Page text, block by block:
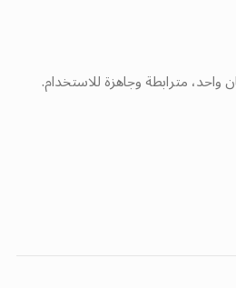
مترابطة وجاهزة للاستخدام.